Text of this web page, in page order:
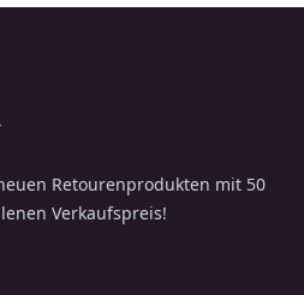
Retourenprodukten mit 50
Verkaufspreis!